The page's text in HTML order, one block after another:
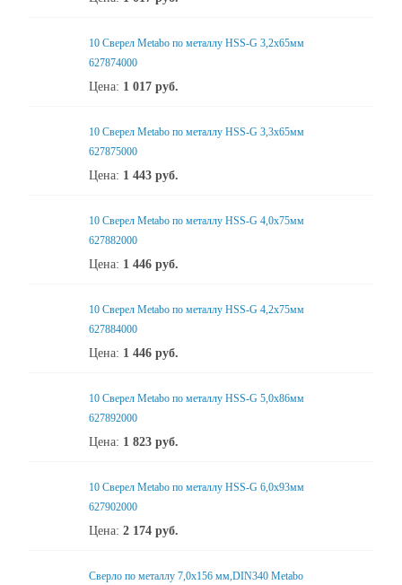
10 Сверел Metabo по металлу HSS-G 3,2x65мм
627874000
Цена: 1 017 руб.
10 Сверел Metabo по металлу HSS-G 3,3x65мм
627875000
Цена: 1 443 руб.
10 Сверел Metabo по металлу HSS-G 4,0x75мм
627882000
Цена: 1 446 руб.
10 Сверел Metabo по металлу HSS-G 4,2x75мм
627884000
Цена: 1 446 руб.
10 Сверел Metabo по металлу HSS-G 5,0x86мм
627892000
Цена: 1 823 руб.
10 Сверел Metabo по металлу HSS-G 6,0x93мм
627902000
Цена: 2 174 руб.
Сверло по металлу 7,0x156 мм,DIN340 Metabo